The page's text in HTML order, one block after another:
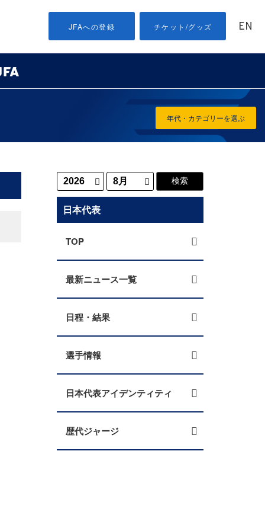
JFAへの登録 チケット/グッズ EN
年代・カテゴリーを選ぶ
日本代表
TOP
最新ニュース一覧
日程・結果
選手情報
日本代表アイデンティティ
歴代ジャージ